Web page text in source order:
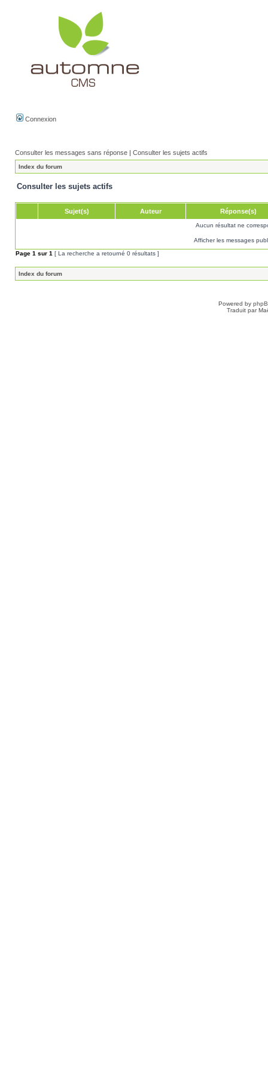
Connexion
Consulter les messages sans réponse | Consulter les sujets actifs
Index du forum
Consulter les sujets actifs
Sujet(s) Auteur Réponse(s)
Aucun résultat ne
Afficher les messages
Page 1 sur 1 [ La recherche a retourné 0 résultats ]
Index du forum
Powered by
Traduit par